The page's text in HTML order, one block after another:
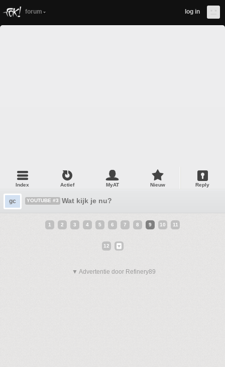
forum log in
Index Actief MyAT Nieuw Reply
gc YOUTUBE #3 Wat kijk je nu?
1 2 3 4 5 6 7 8 9 10 11
12
▼ Advertentie door Refinery89